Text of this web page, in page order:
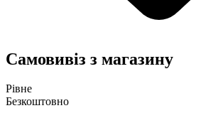
Самовивіз з магазину
Рівне
Безкоштовно